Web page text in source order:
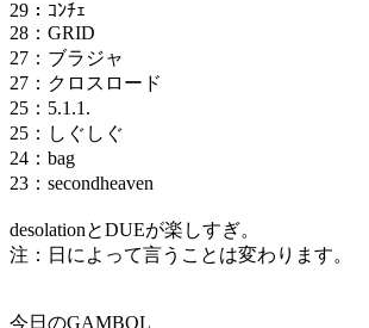
29：ｺﾝﾁｪ
28：GRID
27：ブラジャ
27：クロスロード
25：5.1.1.
25：しぐしぐ
24：bag
23：secondheaven
desolationとDUEが楽しすぎ。
注：日によって言うことは変わります。
今日のGAMBOL